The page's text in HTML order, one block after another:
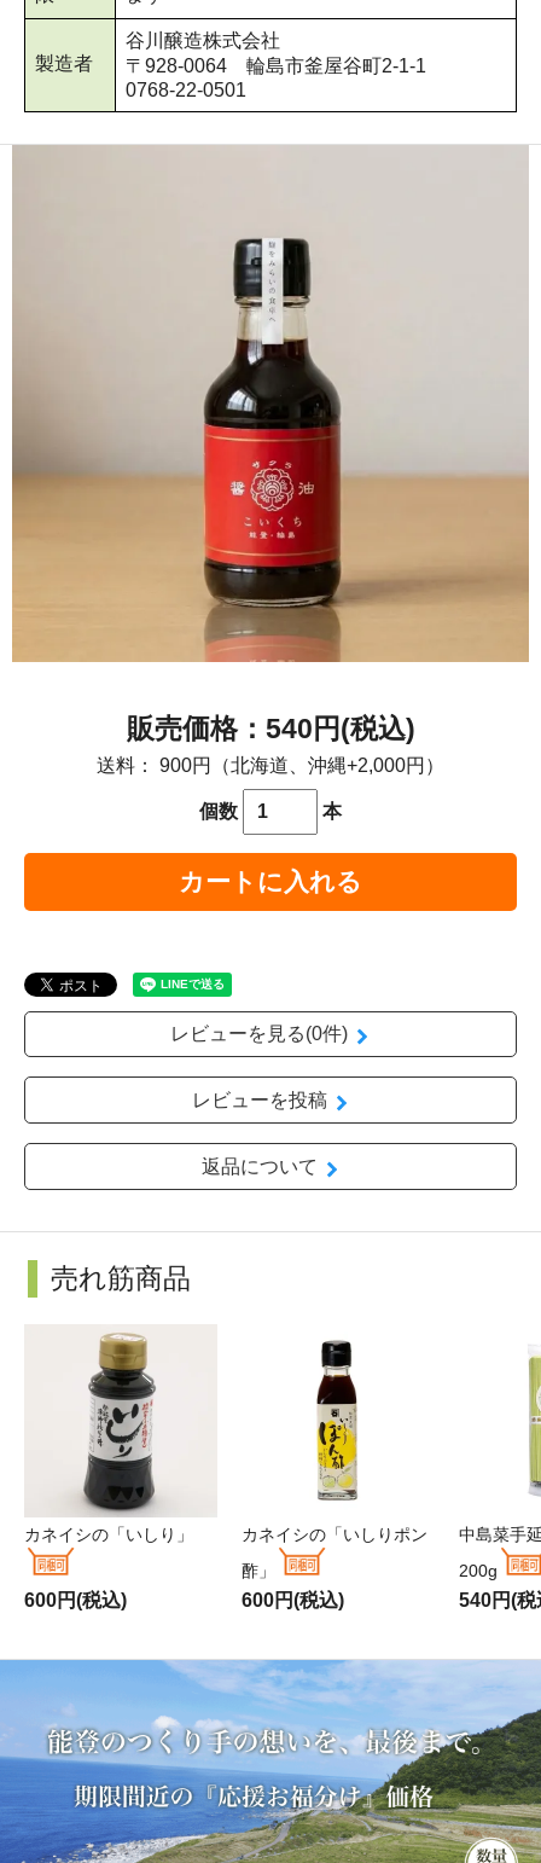
製造者
谷川醸造株式会社
〒928-0064 輪島市釜屋谷町2-1-1
0768-22-0501
540円(税込)
送料： 900円（北海道、沖縄+2,000円）
個数 本
カートに入れる
レビューを見る(0件)
レビューを投稿
返品について
売れ筋商品
カネイシの「いしり」
600円(税込)
カネイシの「いしりポン
酢」
600円(税込)
中島菜手
200g
540円(税